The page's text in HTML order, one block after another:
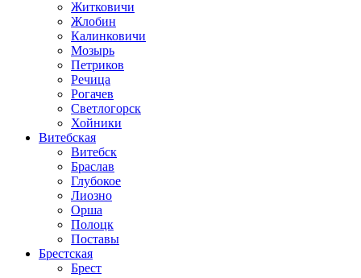
Житковичи
Жлобин
Калинковичи
Мозырь
Петриков
Речица
Рогачев
Светлогорск
Хойники
Витебская
Витебск
Браслав
Глубокое
Лиозно
Орша
Полоцк
Поставы
Брестская
Брест